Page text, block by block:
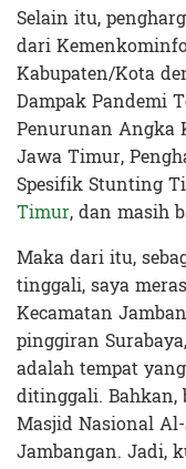
Selain itu,
dari
Kabupaten/Kota
Dampak Pandemi
Penurunan Angka
Jawa Timur,
Spesifik Stunting
Timur, dan masih
Maka dari itu,
tinggali, saya
Kecamatan
pinggiran
adalah tempat
ditinggali. Bahkan,
Masjid Nasional
Jambangan. Jadi,